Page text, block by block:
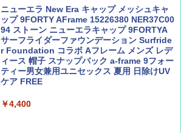
￥1,540
AIRLINE（エアライン）2026年9月号【特
集】ボーイング110周年を祝して！
￥1,760
ァキア 2026～2027 地球の歩き方A ヨーロッ
パ
￥2,277
新しい日本地理 地図・統計・移動から読み
解く (講談社現代新書)
￥1,540
￥5,999
[キャンパーズコレクション 山善] 傘みたいに
広げるだけ パッとサッとテント ブラックコ
ーティング フルクローズ メッシュ 3-4人用
簡単設置 ポップアップテント エクルベージ
ュ(BC仕様) PATC-150B(EB)
￥9,990
ニューエラ New Era キャップ メッシュキャ
ップ 9FORTY AFrame 15226380 NER37C00
94 ストーン ニューエラキャップ 9FORTYA
サーフライダーファウンデーション Surfride
r Foundation コラボ Aフレーム メンズ レデ
ィース 帽子 スナップバック a-frame 9フォー
ティー男女兼用ユニセックス 夏用 日除けUV
ケア FREE
￥4,400